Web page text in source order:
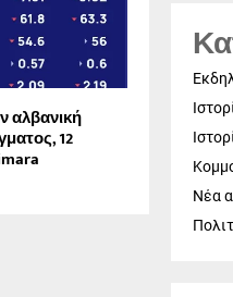
αλβανική
12
Νέα